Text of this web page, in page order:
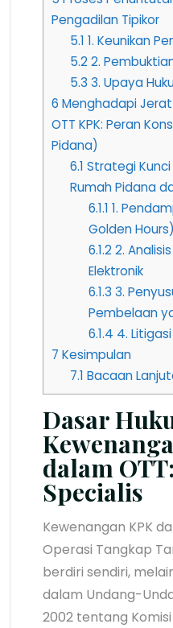
Pengadilan Tipikor
5.1 1. Keunikan
5.22.
5.3 3. Upaya
6 Menghadapi
OTT KPK: Peran
Pidana)
6.1 Strategi
Rumah Pidana
6.1.1 1.
Golden Hours)
6.1.22.
Elektronik
6.1.3 3.
Pembelaan
6.1.4 4.
7 Kesimpulan
7.1 Bacaan
Dasar
dalam
Specialis
Kewenangan KPK
Operasi Tangkap
berdiri sendiri,
dalam Undang-
2002 tentang